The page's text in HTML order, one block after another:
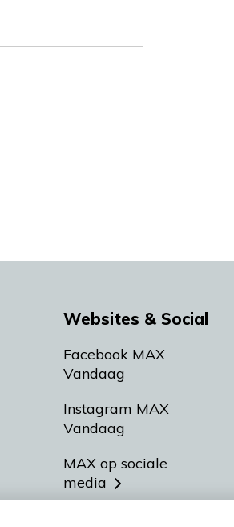
Websites & Social
Facebook MAX
Vandaag
Instagram MAX
Vandaag
MAX op sociale
media